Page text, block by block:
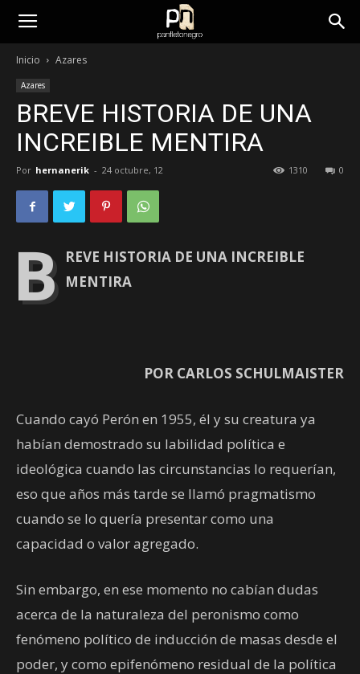
panfletonegro
Inicio Azares
Azares
BREVE HISTORIA DE UNA
INCREIBLE MENTIRA
Por hernanerik - 24 octubre, 12 0
1310
B REVE HISTORIA DE UNA INCREIBLE
MENTIRA
POR CARLOS SCHULMAISTER
Cuando cayó Perón en 1955, él y su creatura ya
habían demostrado su labilidad política e
ideológica cuando las circunstancias lo requerían,
eso que años más tarde se llamó pragmatismo
cuando se lo quería presentar como una
capacidad o valor agregado.
Sin embargo, en ese momento no cabían dudas
acerca de la naturaleza del peronismo como
fenómeno político de inducción de masas desde el
poder, y como epifenómeno residual de la política